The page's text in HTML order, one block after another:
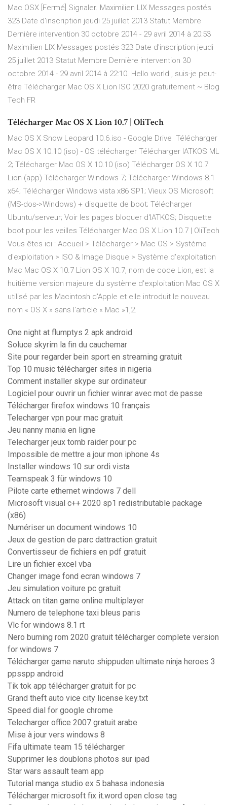
Mac OSX [Fermé] Signaler. Maximilien LIX Messages postés
323 Date d'inscription jeudi 25 juillet 2013 Statut Membre
Dernière intervention 30 octobre 2014 - 29 avril 2014 à 20:53
Maximilien LIX Messages postés 323 Date d'inscription jeudi
25 juillet 2013 Statut Membre Dernière intervention 30
octobre 2014 - 29 avril 2014 à 22:10. Hello world , suis-je peut-
être Télécharger Mac OS X Lion ISO 2020 gratuitement ~ Blog
Tech FR
Télécharger Mac OS X Lion 10.7 | OliTech
Mac OS X Snow Leopard 10.6.iso - Google Drive Télécharger
Mac OS X 10.10 (iso) - OS télécharger Télécharger IATKOS ML
2; Télécharger Mac OS X 10.10 (iso) Télécharger OS X 10.7
Lion (app) Télécharger Windows 7; Télécharger Windows 8.1
x64; Télécharger Windows vista x86 SP1; Vieux OS Microsoft
(MS-dos->Windows) + disquette de boot; Télécharger
Ubuntu/serveur; Voir les pages bloquer d'IATKOS; Disquette
boot pour les veilles Télécharger Mac OS X Lion 10.7 | OliTech
Vous êtes ici : Accueil > Télécharger > Mac OS > Système
d'exploitation > ISO & Image Disque > Système d'exploitation
Mac Mac OS X 10.7 Lion OS X 10.7, nom de code Lion, est la
huitième version majeure du système d'exploitation Mac OS X
utilisé par les Macintosh d'Apple et elle introduit le nouveau
nom « OS X » sans l'article « Mac »1,2.
One night at flumptys 2 apk android
Soluce skyrim la fin du cauchemar
Site pour regarder bein sport en streaming gratuit
Top 10 music télécharger sites in nigeria
Comment installer skype sur ordinateur
Logiciel pour ouvrir un fichier winrar avec mot de passe
Télécharger firefox windows 10 français
Telecharger vpn pour mac gratuit
Jeu nanny mania en ligne
Telecharger jeux tomb raider pour pc
Impossible de mettre a jour mon iphone 4s
Installer windows 10 sur ordi vista
Teamspeak 3 für windows 10
Pilote carte ethernet windows 7 dell
Microsoft visual c++ 2020 sp1 redistributable package
(x86)
Numériser un document windows 10
Jeux de gestion de parc dattraction gratuit
Convertisseur de fichiers en pdf gratuit
Lire un fichier excel vba
Changer image fond ecran windows 7
Jeu simulation voiture pc gratuit
Attack on titan game online multiplayer
Numero de telephone taxi bleus paris
Vlc for windows 8.1 rt
Nero burning rom 2020 gratuit télécharger complete version
for windows 7
Télécharger game naruto shippuden ultimate ninja heroes 3
ppsspp android
Tik tok app télécharger gratuit for pc
Grand theft auto vice city license key.txt
Speed dial for google chrome
Telecharger office 2007 gratuit arabe
Mise à jour vers windows 8
Fifa ultimate team 15 télécharger
Supprimer les doublons photos sur ipad
Star wars assault team app
Tutorial manga studio ex 5 bahasa indonesia
Télécharger microsoft fix it.word open close tag